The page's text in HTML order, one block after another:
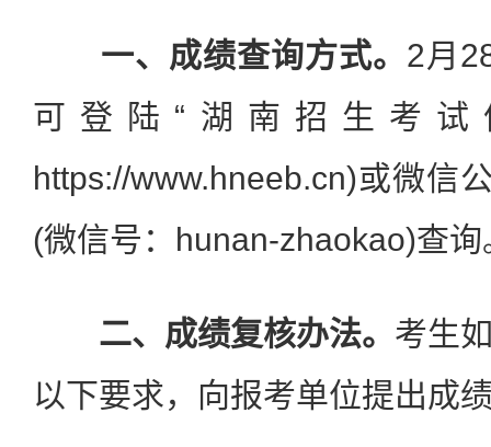
一、成绩查询方式。 2月
可登陆“湖南招生考试
https://www.hneeb.cn)或微信
(微信号：hunan-zhaokao)查询
二、成绩复核办法。 考生
以下要求，向报考单位提出成